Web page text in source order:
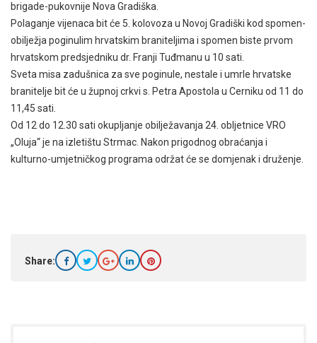
brigade-pukovnije Nova Gradiška.
Polaganje vijenaca bit će 5. kolovoza u Novoj Gradiški kod spomen-
obilježja poginulim hrvatskim braniteljima i spomen biste prvom
hrvatskom predsjedniku dr. Franji Tuđmanu u 10 sati.
Sveta misa zadušnica za sve poginule, nestale i umrle hrvatske
branitelje bit će u župnoj crkvi s. Petra Apostola u Cerniku od 11 do
11,45 sati.
Od 12 do 12.30 sati okupljanje obilježavanja 24. obljetnice VRO
„Oluja“ je na izletištu Strmac. Nakon prigodnog obraćanja i
kulturno-umjetničkog programa održat će se domjenak i druženje.
Share: